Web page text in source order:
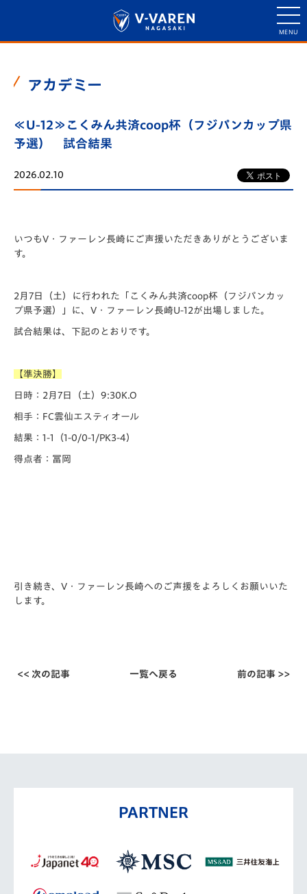
アカデミー
≪U-12≫こくみん共済coop杯（フジパンカップ県
予選） 試合結果
2026.02.10
いつもV・ファーレン長崎にご声援いただきありがとうございま
す。
2月7日（土）に行われた「️こくみん共済coop杯（フジパンカッ
プ県予選）」に、V・ファーレン長崎U-12が出場しました。
試合結果は、下記のとおりです。
【準決勝】
日時：2月7日（土）9:30K.O
相手：FC雲仙エスティオール
結果：1-1（1-0/0-1/PK3-4）
得点者：冨岡
引き続き、V・ファーレン長崎へのご声援をよろしくお願いいた
します。
<< 次の記事 一覧へ戻る 前の記事 >>
PARTNER